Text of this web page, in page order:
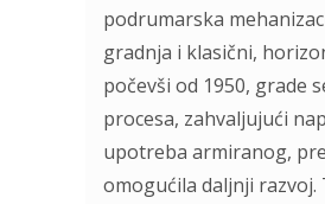
podrumarska
gradnja i klasični,
počevši od 1950, grade
procesa, zahvaljujući
upotreba armiranog,
omogućila daljnji